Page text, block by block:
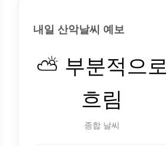
내일 산악날씨 예보
⛅ 부분적으로
흐림
종합 날씨